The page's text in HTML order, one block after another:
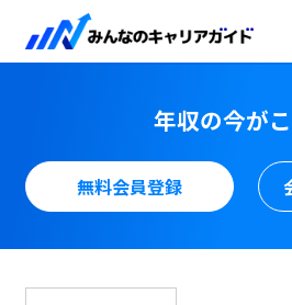
年収の今が
無料会員登録